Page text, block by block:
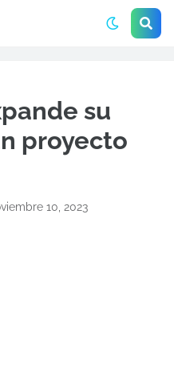
su
proyecto
10, 2023